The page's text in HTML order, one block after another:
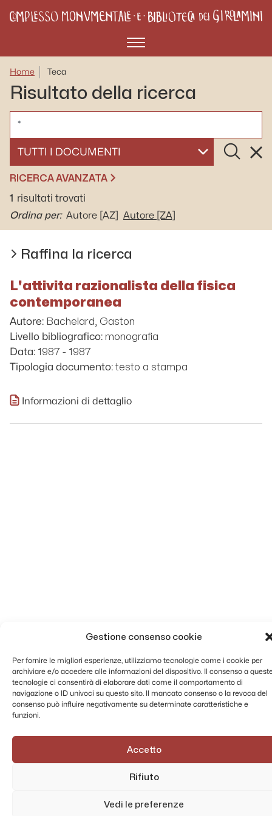
Gestione consenso cookie
Per fornire le migliori esperienze, utilizziamo tecnologie come i cookie per
archiviare e/o accedere alle informazioni del dispositivo. Il consenso a
tecnologie ci consentirà di elaborare dati come il comportamento di
navigazione o ID univoci su questo sito. Il mancato consenso o la revoca del
consenso può influire negativamente su determinate caratteristiche e
funzioni.
Accetto
Rifiuto
Vedi le preferenze
Menù
Home Teca
Risultato della ricerca
SELEZIONA UN DOCUMENTO
Cerca
RICERCA AVANZATA
1 risultati trovati
Ordina per: Autore [AZ] Autore [ZA]
Raffina la ricerca
L'attivita razionalista della fisica
contemporanea
Autore: Bachelard, Gaston
Livello bibliografico: monografia
Data: 1987 - 1987
Tipologia documento: testo a stampa
Informazioni di dettaglio